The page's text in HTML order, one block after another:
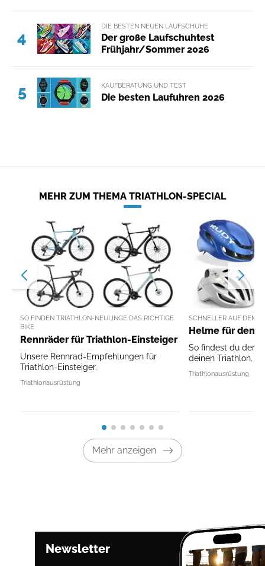
4
DIE BESTEN NEUEN LAUFSCHUHE
Der große Laufschuhtest
Frühjahr/Sommer 2026
5 KAUFBERATUNG UND TEST
Die besten Laufuhren 2026
MEHR ZUM THEMA TRIATHLON-SPECIAL
SO FINDEN TRIATHLON-NEULINGE DAS RICHTIGE
BIKE
Rennräder für Triathlon-Einsteiger
Unsere Rennrad-Empfehlungen für
Triathlon-Einsteiger.
Triathlonausrüstung
SCHNELLER AUF DEM
Helme für den
So findest du den
deinen Triathlon.
Triathlonausrüstung
Mehr anzeigen
Newsletter